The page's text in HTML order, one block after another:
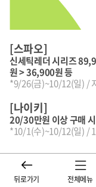
[스파오]
신세틱레더 시리즈
원 > 36,900원 등
*9/26(금)~10/12(일) /
[나이키]
20/30만원 이상 구매
*10/1(수)~10/12(일) /
뒤로가기 전체메뉴